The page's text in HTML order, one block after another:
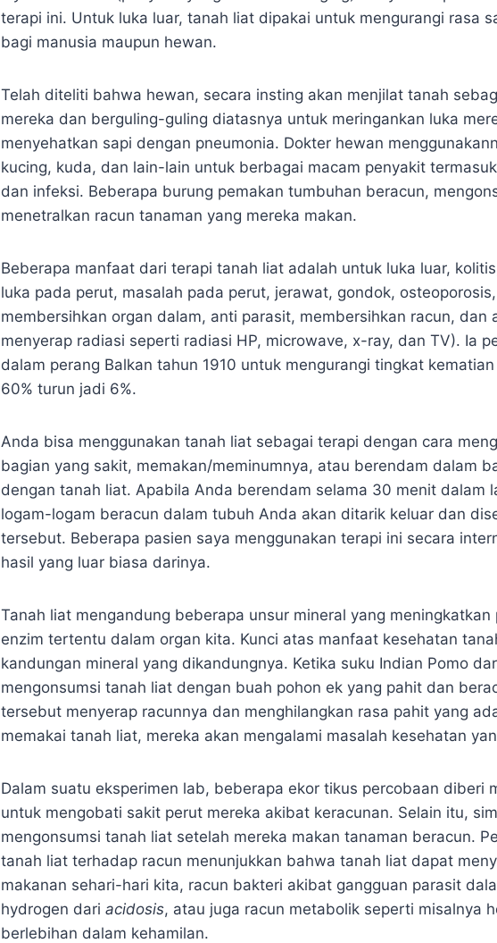
terapi ini. Untuk luka luar, tanah liat dipakai untuk mengurangi rasa
bagi manusia maupun hewan.
Telah diteliti bahwa hewan, secara insting akan menjilat tanah
mereka dan berguling-guling diatasnya untuk meringankan luka
menyehatkan sapi dengan pneumonia. Dokter hewan
kucing, kuda, dan lain-lain untuk berbagai macam penyakit
dan infeksi. Beberapa burung pemakan tumbuhan beracun,
menetralkan racun tanaman yang mereka makan.
Beberapa manfaat dari terapi tanah liat adalah untuk luka luar,
luka pada perut, masalah pada perut, jerawat, gondok,
membersihkan organ dalam, anti parasit, membersihkan racun, dan
menyerap radiasi seperti radiasi HP, microwave, x-ray, dan TV). Ia
dalam perang Balkan tahun 1910 untuk mengurangi tingkat
60% turun jadi 6%.
Anda bisa menggunakan tanah liat sebagai terapi dengan cara
bagian yang sakit, memakan/meminumnya, atau berendam dalam
dengan tanah liat. Apabila Anda berendam selama 30 menit dalam
logam-logam beracun dalam tubuh Anda akan ditarik keluar dan
tersebut. Beberapa pasien saya menggunakan terapi ini secara
hasil yang luar biasa darinya.
Tanah liat mengandung beberapa unsur mineral yang
enzim tertentu dalam organ kita. Kunci atas manfaat kesehatan
kandungan mineral yang dikandungnya. Ketika suku Indian Pomo
mengonsumsi tanah liat dengan buah pohon ek yang pahit dan
tersebut menyerap racunnya dan menghilangkan rasa pahit yang
memakai tanah liat, mereka akan mengalami masalah kesehatan
Dalam suatu eksperimen lab, beberapa ekor tikus percobaan diberi
untuk mengobati sakit perut mereka akibat keracunan. Selain itu,
mengonsumsi tanah liat setelah mereka makan tanaman beracun.
tanah liat terhadap racun menunjukkan bahwa tanah liat dapat
makanan sehari-hari kita, racun bakteri akibat gangguan parasit
hydrogen dari acidosis, atau juga racun metabolik seperti misalnya
berlebihan dalam kehamilan.